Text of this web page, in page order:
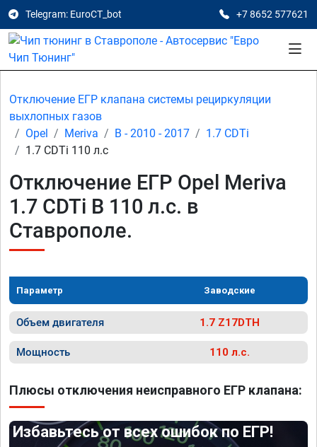
Telegram: EuroCT_bot +7 8652 577621
Отключение ЕГР клапана системы рециркуляции
выхлопных газов
Opel
Meriva B - 2010 - 2017
1.7 CDTi
1.7 CDTi 110 л.с
Отключение ЕГР Opel Meriva
1.7 CDTi B 110 л.с. в
Ставрополе.
Параметр Заводские
Объем двигателя 1.7 Z17DTH
Мощность 110 л.с.
Плюсы отключения неисправного ЕГР клапана:
Избавьтесь от всех ошибок по ЕГР!